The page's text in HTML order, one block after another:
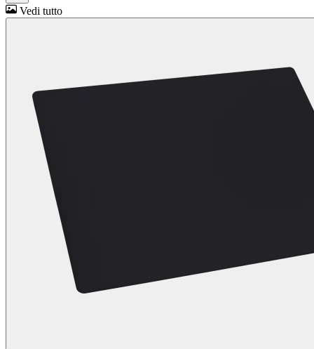
Vedi tutto